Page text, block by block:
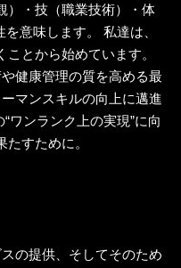
）・技（職業技術）・体
意味します。
私達は、
ことから始めています。
健康管理の質を高める最
マンスキルの向上に邁進
ワンランク上の実現”に向
すために。
の提供、そしてそのため